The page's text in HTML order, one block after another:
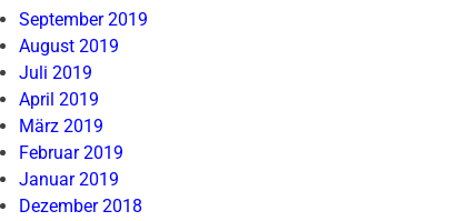
September 2019
August 2019
Juli 2019
April 2019
März 2019
Februar 2019
Januar 2019
Dezember 2018